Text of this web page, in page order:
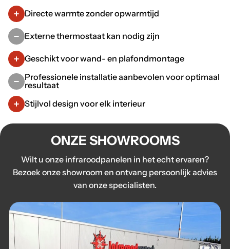
Directe warmte zonder opwarmtijd
Externe thermostaat kan nodig zijn
Geschikt voor wand- en plafondmontage
Professionele installatie aanbevolen voor optimaal
resultaat
Stijlvol design voor elk interieur
ONZE SHOWROOMS
Wilt u onze infraroodpanelen in het echt ervaren?
Bezoek onze showroom en ontvang persoonlijk advies
van onze specialisten.